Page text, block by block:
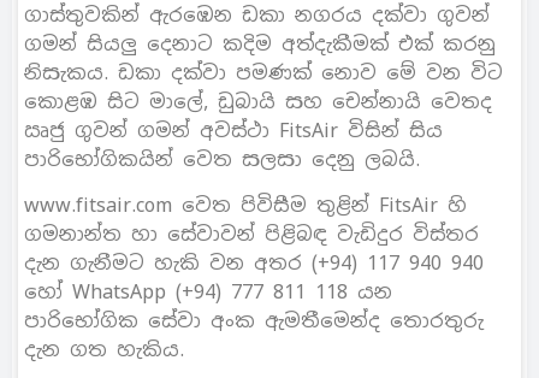
ගාස්තුවකින් ඇරඹෙන ඩකා නගරය දක්වා ගුවන්
ගමන් සියලු දෙනාට කදිම අත්දැකීමක් එක් කරනු
නිසැකය. ඩකා දක්වා පමණක් නොව මේ වන විට
කොළඹ සිට මාලේ, ඩුබායි සහ චෙන්නායි වෙතද
ඍජු ගුවන් ගමන් අවස්ථා FitsAir විසින් සිය
පාරිභෝගිකයින් වෙත සලසා දෙනු ලබයි.
www.fitsair.com වෙත පිවිසීම තුළින් FitsAir හි
ගමනාන්ත හා සේවාවන් පිළිබඳ වැඩිදුර විස්තර
දැන ගැනීමට හැකි වන අතර (+94) 117 940 940
හෝ WhatsApp (+94) 777 811 118 යන
පාරිභෝගික සේවා අංක ඇමතීමෙන්ද තොරතුරු
දැන ගත හැකිය.